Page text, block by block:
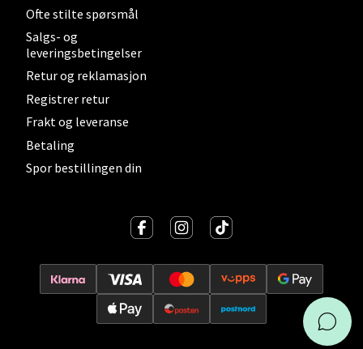
Ofte stilte spørsmål
Salgs- og
leveringsbetingelser
Retur og reklamasjon
Registrer retur
Frakt og leveranse
Betaling
Spor bestillingen din
Oslo - Linderud
Erich Mogensøns vei 38, 0594 Oslo
Åpent i dag 10-21
Bryne/Jæren - M44
Jupiterveien 2, 4340 Bryne
Åpent i dag 10-20